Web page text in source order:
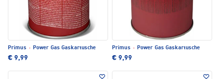
Primus · Power Gas Gaskartusche
€ 9,99
Primus · Power Gas Gaskartusche
€ 9,99